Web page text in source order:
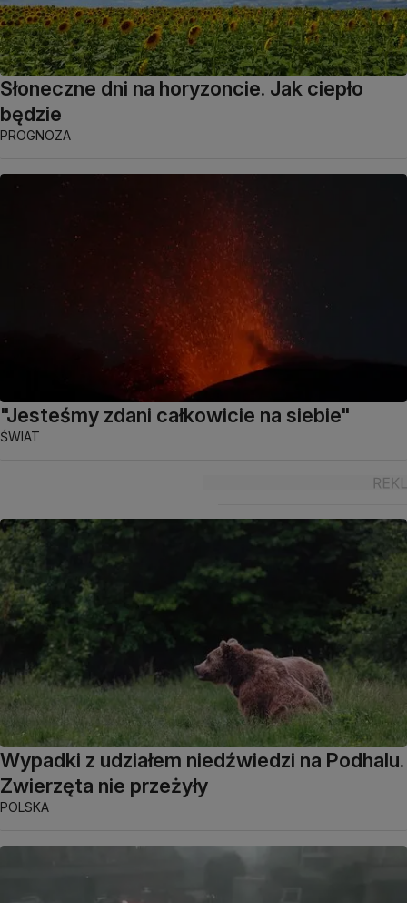
Słoneczne dni na horyzoncie. Jak ciepło
będzie
PROGNOZA
"Jesteśmy zdani całkowicie na siebie"
ŚWIAT
Wypadki z udziałem niedźwiedzi na Podhalu.
Zwierzęta nie przeżyły
POLSKA